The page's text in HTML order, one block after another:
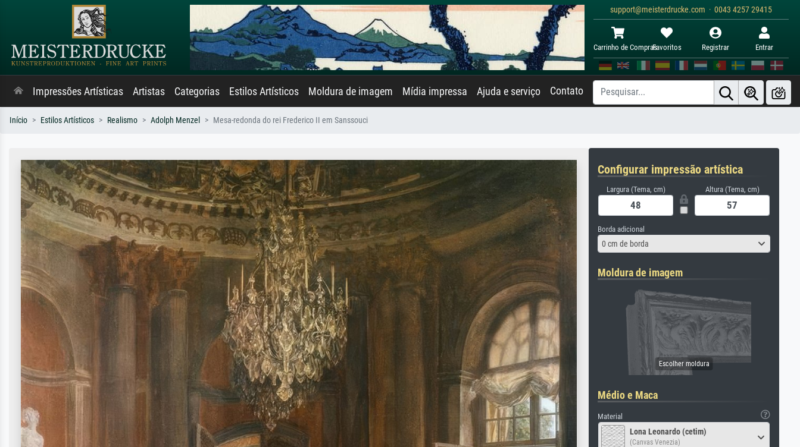
support@meisterdrucke.com · 0043 4257 29415
Carrinho de ComprasFavoritos Registrar Entrar
Impressões Artísticas Artistas Categorias Estilos Artísticos Moldura de imagem Mídia impressa Ajuda e serviço Contato
Início Estilos Artísticos Realismo Adolph Menzel Mesa-redonda do rei Frederico II em Sanssouci
Configurar impressão artística
Largura (Tema, cm) Altura (Tema, cm)
Borda adicional
0 cm de borda
Moldura de imagem
Médio e Maca
Material
Lona Leonardo (cetim)
(Canvas Venezia)